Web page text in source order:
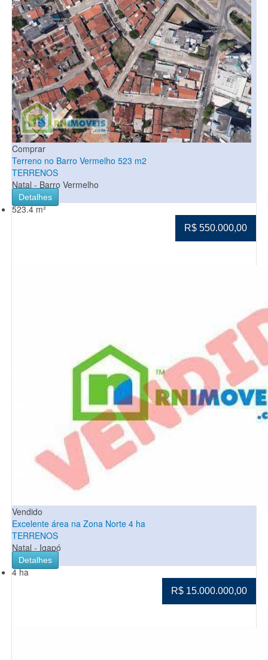
Comprar
Terreno no Barro Vermelho 523 m2
TERRENOS
Natal - Barro Vermelho
Detalhes
523.4 m²
R$ 550.000,00
Vendido
Excelente área na Zona Norte 4 ha
TERRENOS
Natal - Igapó
Detalhes
4 ha
R$ 15.000.000,00